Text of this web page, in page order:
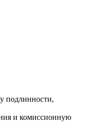
подлинности,
и комиссионную